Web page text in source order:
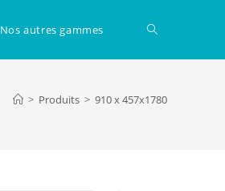
Nos autres gammes Toggle
> Produits > 910 x 457x1780